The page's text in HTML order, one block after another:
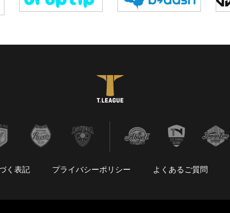
く表記 プライバシーポリシー よくあるご質問